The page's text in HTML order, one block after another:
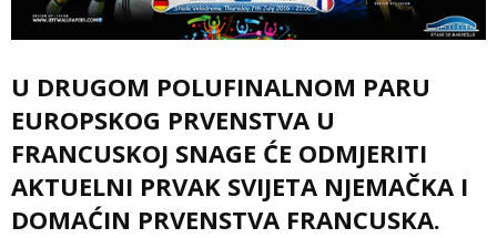
U DRUGOM POLUFINALNOM PARU
EUROPSKOG PRVENSTVA U
FRANCUSKOJ SNAGE ĆE ODMJERITI
AKTUELNI PRVAK SVIJETA NJEMAČKA I
DOMAĆIN PRVENSTVA FRANCUSKA.